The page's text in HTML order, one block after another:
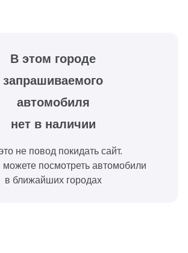
В этом городе
запрашиваемого
автомобиля
нет в наличии
не повод покидать сайт.
посмотреть автомобили
в ближайших городах